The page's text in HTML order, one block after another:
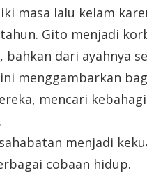
masa lalu kelam
Gito menjadi
bahkan dari ayahnya
menggambarkan
mencari
menjadi
cobaan hidup.